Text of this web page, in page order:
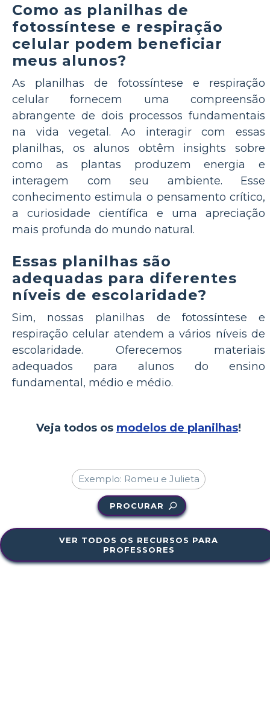
Como as planilhas de
fotossíntese e respiração
celular podem beneficiar
meus alunos?
As planilhas de fotossíntese e respiração
celular fornecem uma compreensão
abrangente de dois processos fundamentais
na vida vegetal. Ao interagir com essas
planilhas, os alunos obtêm insights sobre
como as plantas produzem energia e
interagem com seu ambiente. Esse
conhecimento estimula o pensamento crítico,
a curiosidade científica e uma apreciação
mais profunda do mundo natural.
Essas planilhas são
adequadas para diferentes
níveis de escolaridade?
Sim, nossas planilhas de fotossíntese e
respiração celular atendem a vários níveis de
escolaridade. Oferecemos materiais
adequados para alunos do ensino
fundamental, médio e médio.
Veja todos os modelos de planilhas!
PROCURAR
VER TODOS OS RECURSOS PARA
PROFESSORES